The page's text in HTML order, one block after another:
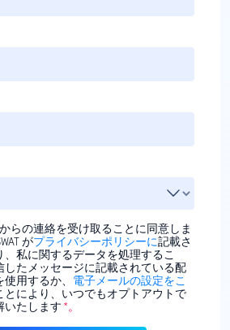
からの連絡を受け取ることに同意しま
がプライバシーポリシーに記載さ
、私に関するデータを処理するこ
したメッセージに記載されている配
用するか、 電子メールの設定をこ
とにより、いつでもオプトアウトで
いたします *。